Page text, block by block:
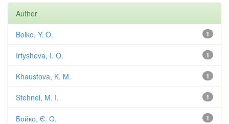
Author
1
Boiko, Y. O.
1
Irtysheva, I. O.
1
Khaustova, K. M.
1
Stehnei, M. I.
1
Бойко, Є. О.